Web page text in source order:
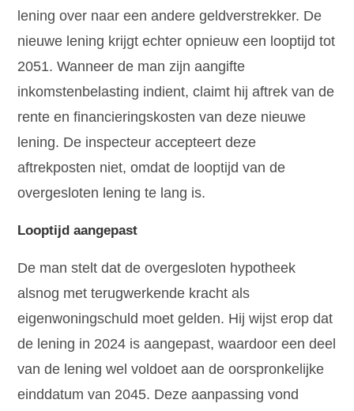
lening over naar een andere geldverstrekker. De
nieuwe lening krijgt echter opnieuw een looptijd tot
2051. Wanneer de man zijn aangifte
inkomstenbelasting indient, claimt hij aftrek van de
rente en financieringskosten van deze nieuwe
lening. De inspecteur accepteert deze
aftrekposten niet, omdat de looptijd van de
overgesloten lening te lang is.
Looptijd aangepast
De man stelt dat de overgesloten hypotheek
alsnog met terugwerkende kracht als
eigenwoningschuld moet gelden. Hij wijst erop dat
de lening in 2024 is aangepast, waardoor een deel
van de lening wel voldoet aan de oorspronkelijke
einddatum van 2045. Deze aanpassing vond